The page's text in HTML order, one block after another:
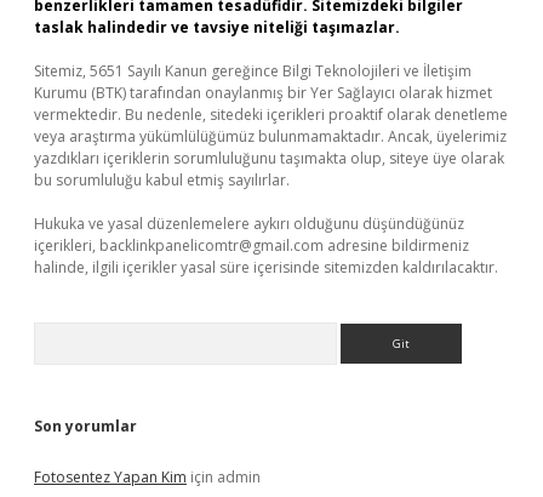
benzerlikleri tamamen tesadüfidir. Sitemizdeki bilgiler
taslak halindedir ve tavsiye niteliği taşımazlar.
Sitemiz, 5651 Sayılı Kanun gereğince Bilgi Teknolojileri ve İletişim
Kurumu (BTK) tarafından onaylanmış bir Yer Sağlayıcı olarak hizmet
vermektedir. Bu nedenle, sitedeki içerikleri proaktif olarak denetleme
veya araştırma yükümlülüğümüz bulunmamaktadır. Ancak, üyelerimiz
yazdıkları içeriklerin sorumluluğunu taşımakta olup, siteye üye olarak
bu sorumluluğu kabul etmiş sayılırlar.
Hukuka ve yasal düzenlemelere aykırı olduğunu düşündüğünüz
içerikleri, backlinkpanelicomtr@gmail.com adresine bildirmeniz
halinde, ilgili içerikler yasal süre içerisinde sitemizden kaldırılacaktır.
Son yorumlar
Fotosentez Yapan Kim için admin